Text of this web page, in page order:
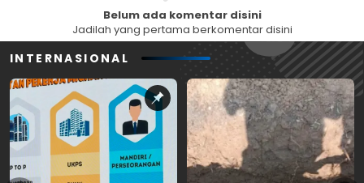
Belum ada komentar disini
Jadilah yang pertama berkomentar disini
INTERNASIONAL